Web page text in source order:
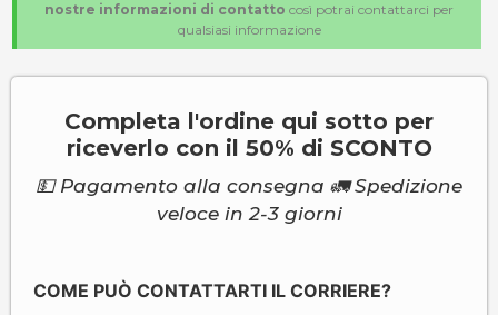
nostre informazioni di contatto così potrai contattarci per
qualsiasi informazione
Completa l'ordine qui sotto per
riceverlo con il 50% di SCONTO
💵 Pagamento alla consegna 🚛 Spedizione
veloce in 2-3 giorni
COME PUÒ CONTATTARTI IL CORRIERE?